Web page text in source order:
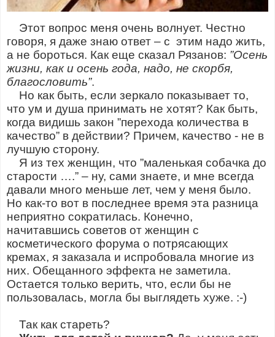
Этот вопрос меня очень волнует. Честно
говоря, я даже знаю ответ – с этим надо жить,
а не бороться. Как еще сказал Рязанов: ”Осень
жизни, как и осень года, надо, не скорбя,
благословить”.
Но как быть, если зеркало показывает то,
что ум и душа принимать не хотят? Как быть,
когда видишь закон ”перехода количества в
качество” в действии? Причем, качество - не в
лучшую сторону.
Я из тех женщин, что ”маленькая собачка до
старости ….” – ну, сами знаете, и мне всегда
давали много меньше лет, чем у меня было.
Но как-то вот в последнее время эта разница
неприятно сократилась. Конечно,
начитавшись советов от женщин с
косметического форума о потрясающих
кремах, я заказала и испробовала многие из
них. Обещанного эффекта не заметила.
Остается только верить, что, если бы не
пользовалась, могла бы выглядеть хуже. :-)
Так как стареть?